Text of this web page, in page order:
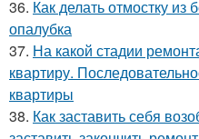
36. Как делать отмостку
опалубка
37. На какой стадии
квартиру.
квартиры
38. Как заставить себя